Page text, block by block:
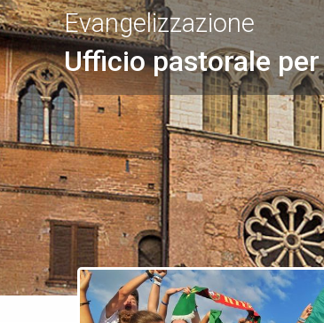
Ufficio pastorale
Evangelizzazione